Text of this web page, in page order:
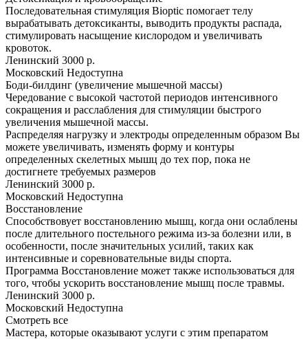
Последовательная стимуляция Bioptic помогает телу
вырабатывать детоксиканты, выводить продукты распада,
стимулировать насыщение кислородом и увеличивать
кровоток.
Ленинский 3000 р.
Московский Недоступна
Боди-билдинг (увеличение мышечной массы)
Чередование с высокой частотой периодов интенсивного
сокращения и расслабления для стимуляции быстрого
увеличения мышечной массы.
Распределяя нагрузку и электроды определенным образом Вы
можете увеличивать, изменять форму и контуры
определенных скелетных мышц до тех пор, пока не
достигнете требуемых размеров
Ленинский 3000 р.
Московский Недоступна
Восстановление
Способствовует восстановлению мышц, когда они ослаблены
после длительного постельного режима из-за болезни или, в
особенности, после значительных усилий, таких как
интенсивные и соревновательные виды спорта.
Программа Восстановление может также использоваться для
того, чтобы ускорить восстановление мышц после травмы.
Ленинский 3000 р.
Московский Недоступна
Смотреть все
Мастера, которые оказывают услуги с этим препаратом